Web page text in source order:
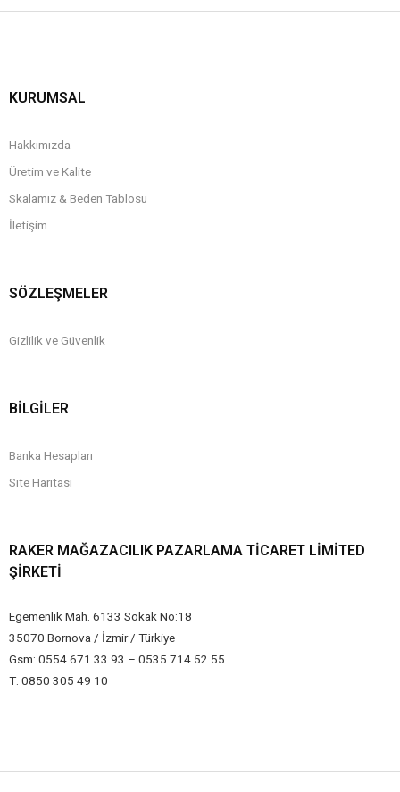
KURUMSAL
Hakkımızda
Üretim ve Kalite
Skalamız & Beden Tablosu
İletişim
SÖZLEŞMELER
Gizlilik ve Güvenlik
BİLGİLER
Banka Hesapları
Site Haritası
RAKER MAĞAZACILIK PAZARLAMA TICARET LIMITED
ŞIRKETI
Egemenlik Mah. 6133 Sokak No:18
35070 Bornova / İzmir / Türkiye
Gsm: 0554 671 33 93 – 0535 714 52 55
T: 0850 305 49 10